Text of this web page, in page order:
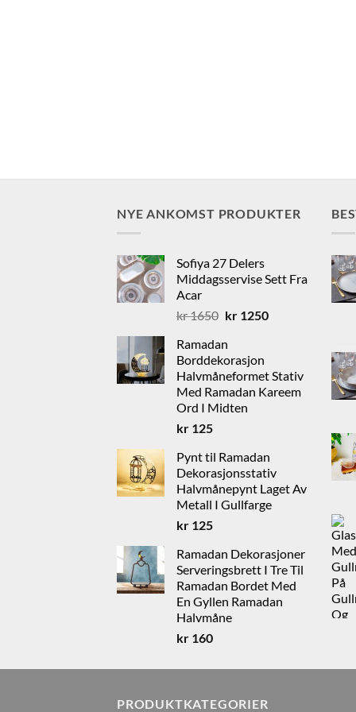
NYE ANKOMST PRODUKTER
Sofiya 27 Delers
Middagsservise Sett Fra
Acar
kr1650 Opprinnelig
var:
kr 1650.
kr1250Nåværende
Ramadan
Borddekorasjon
Halvmåneformet Stativ
Med Ramadan Kareem
Ord I Midten
kr 125
Pynt til Ramadan
Dekorasjonsstativ
Halvmånepynt Laget Av
Metall I Gullfarge
kr 125
Ramadan Dekorasjoner
Serveringsbrett I Tre Til
Ramadan Bordet Med
En Gyllen Ramadan
Halvmåne
kr 160
PRODUKTKATEGORIER